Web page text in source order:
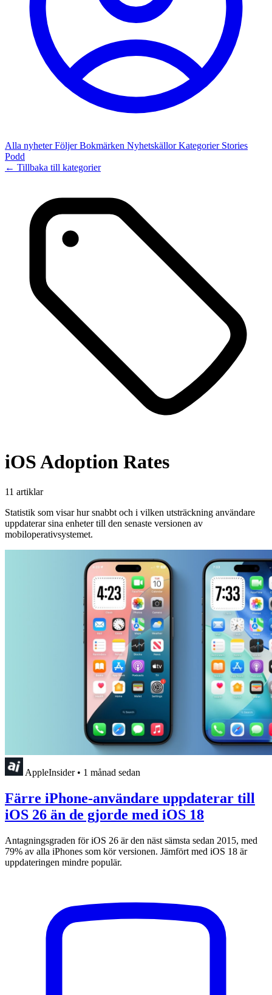
Alla nyheterFöljerBokmärken NyhetskällorKategorier Stories
Podd
← Tillbaka till kategorier
iOS Adoption Rates
11 artiklar
Statistik som visar hur snabbt och i vilken utsträckning användare
uppdaterar sina enheter till den senaste versionen av
mobiloperativsystemet.
AppleInsider • 1 månad sedan
Färre iPhone-användare uppdaterar till
iOS 26 än de gjorde med iOS 18
Antagningsgraden för iOS 26 är den näst sämsta sedan 2015, med
79% av alla iPhones som kör versionen. Jämfört med iOS 18 är
uppdateringen mindre populär.